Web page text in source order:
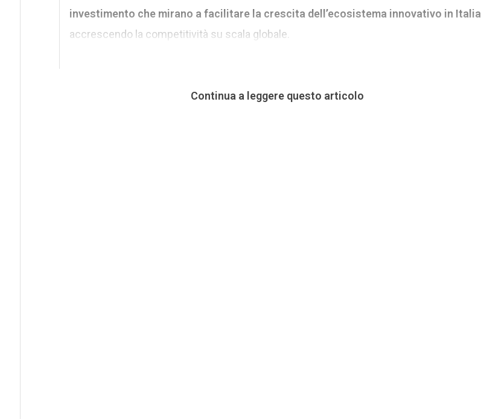
investimento che mirano a facilitare la crescita dell’ecosistema innovativo in Italia
accrescendo la competitività su scala globale.
Continua a leggere questo articolo